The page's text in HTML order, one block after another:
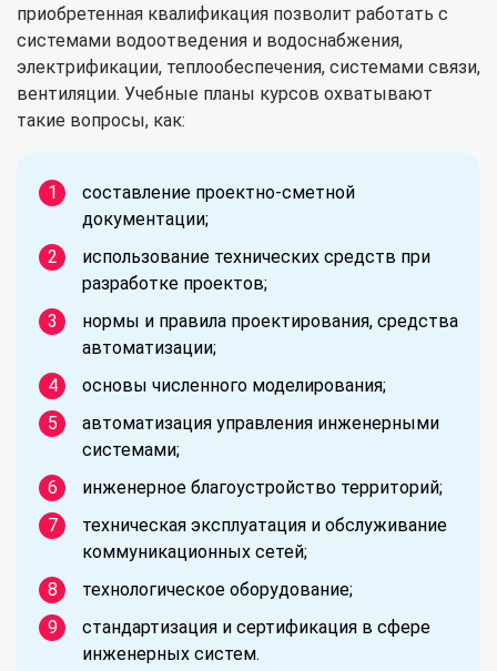
приобретенная квалификация позволит работать с
системами водоотведения и водоснабжения,
электрификации, теплообеспечения, системами связи,
вентиляции. Учебные планы курсов охватывают
такие вопросы, как:
составление проектно-сметной
документации;
использование технических средств при
разработке проектов;
нормы и правила проектирования, средства
автоматизации;
основы численного моделирования;
автоматизация управления инженерными
системами;
инженерное благоустройство территорий;
техническая эксплуатация и обслуживание
коммуникационных сетей;
технологическое оборудование;
стандартизация и сертификация в сфере
инженерных систем.